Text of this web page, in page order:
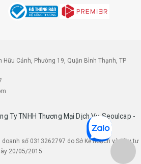
Hữu Cảnh, Phường 19, Quận Bình Thạnh, TP
Ty TNHH Thương Mại Dịch Vụ Seoulcap -
số 0313262797 do Sở Kế hoạch và Đầu tư
20/05/2015